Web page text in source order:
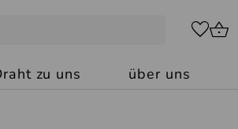
zu uns über uns